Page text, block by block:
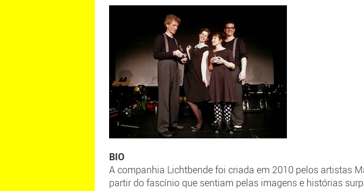
BIO
A companhia Lichtbende foi criada em 2010 pelos artistas
partir do fascínio que sentiam pelas imagens e histórias